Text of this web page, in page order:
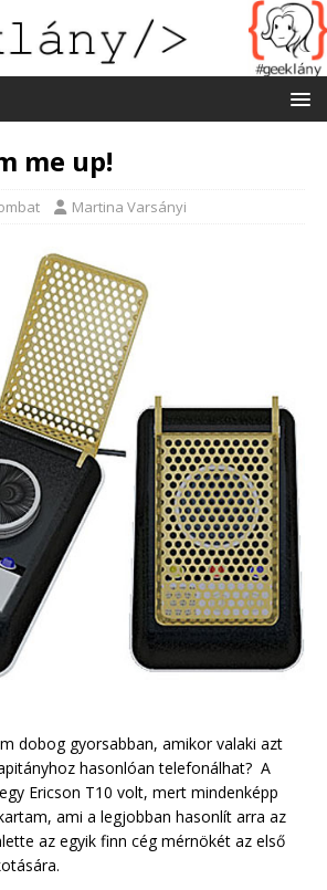
me up!
Martina Varsányi
dobog gyorsabban, amikor valaki azt
hasonlóan telefonálhat? A
Ericson T10 volt, mert mindenképp
ami a legjobban hasonlít arra az
az egyik finn cég mérnökét az első